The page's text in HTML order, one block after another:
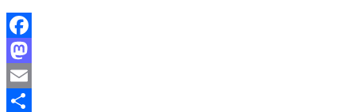
Facebook
Mastodon
Email